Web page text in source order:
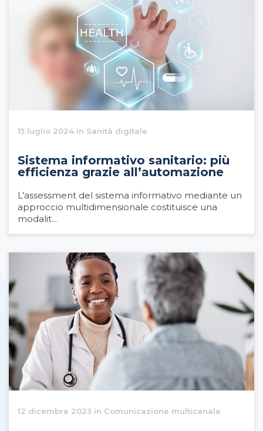
15 luglio 2024 in Sanità digitale
Sistema informativo sanitario: più
efficienza grazie all’automazione
L’assessment del sistema informativo mediante un
approccio multidimensionale costituisce una
modalit...
12 dicembre 2023 in Comunicazione multicanale